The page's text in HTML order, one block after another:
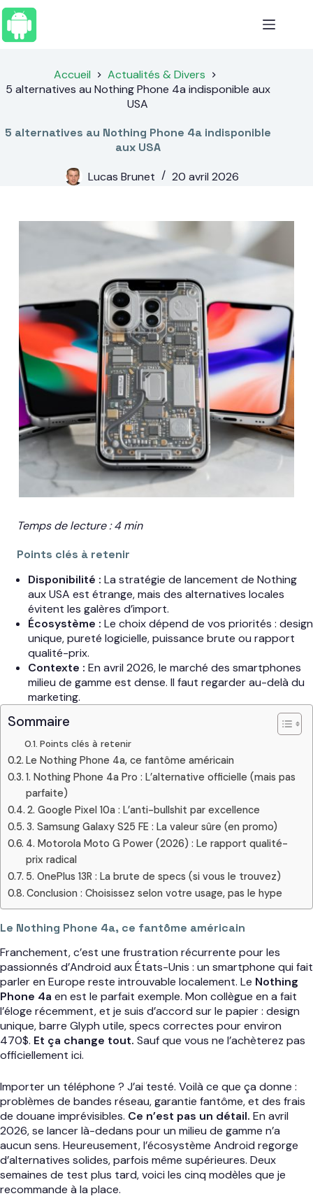
Passer
au
contenu
Accueil
Actualités & Divers
5 alternatives au Nothing Phone 4a indisponible aux
USA
5 alternatives au Nothing Phone 4a indisponible
aux USA
Lucas Brunet
20 avril 2026
Temps de lecture : 4 min
Points clés à retenir
Disponibilité : La stratégie de lancement de Nothing
aux USA est étrange, mais des alternatives locales
évitent les galères d’import.
Écosystème : Le choix dépend de vos priorités : design
unique, pureté logicielle, puissance brute ou rapport
qualité-prix.
Contexte : En avril 2026, le marché des smartphones
milieu de gamme est dense. Il faut regarder au-delà du
marketing.
Sommaire
Points clés à retenir
Le Nothing Phone 4a, ce fantôme américain
1. Nothing Phone 4a Pro : L’alternative officielle (mais pas
parfaite)
2. Google Pixel 10a : L’anti-bullshit par excellence
3. Samsung Galaxy S25 FE : La valeur sûre (en promo)
4. Motorola Moto G Power (2026) : Le rapport qualité-
prix radical
5. OnePlus 13R : La brute de specs (si vous le trouvez)
Conclusion : Choisissez selon votre usage, pas le hype
Le Nothing Phone 4a, ce fantôme américain
Franchement, c’est une frustration récurrente pour les
passionnés d’Android aux États-Unis : un smartphone qui fait
parler en Europe reste introuvable localement. Le Nothing
Phone 4a en est le parfait exemple. Mon collègue en a fait
l’éloge récemment, et je suis d’accord sur le papier : design
unique, barre Glyph utile, specs correctes pour environ
470$. Et ça change tout. Sauf que vous ne l’achèterez pas
officiellement ici.
Importer un téléphone ? J’ai testé. Voilà ce que ça donne :
problèmes de bandes réseau, garantie fantôme, et des frais
de douane imprévisibles. Ce n’est pas un détail. En avril
2026, se lancer là-dedans pour un milieu de gamme n’a
aucun sens. Heureusement, l’écosystème Android regorge
d’alternatives solides, parfois même supérieures. Deux
semaines de test plus tard, voici les cinq modèles que je
recommande à la place.